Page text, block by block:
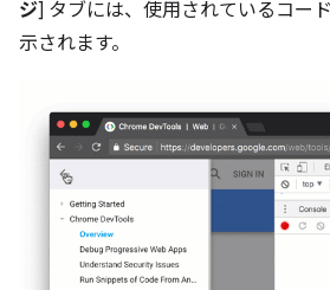
ジ] タブには、使用されているコー
示されます。